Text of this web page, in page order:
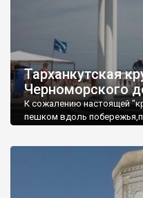
Тарханкутская
Черноморского
К сожалению настоящей
пешком вдоль